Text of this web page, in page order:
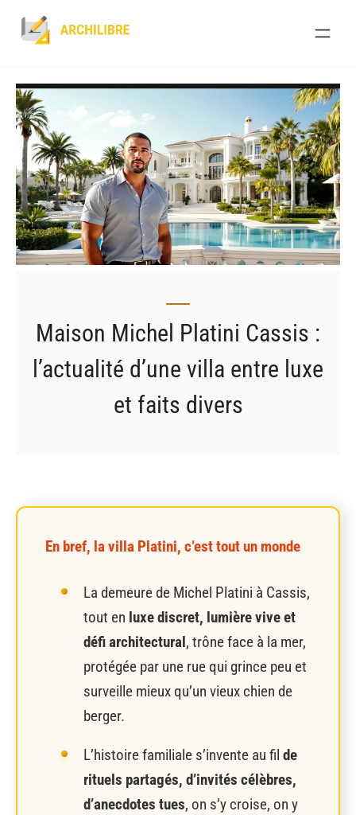
Maison Michel Platini Cassis :
l’actualité d’une villa entre luxe
et faits divers
En bref, la villa Platini, c’est tout un monde
La demeure de Michel Platini à Cassis,
tout en luxe discret, lumière vive et
défi architectural, trône face à la mer,
protégée par une rue qui grince peu et
surveille mieux qu’un vieux chien de
berger.
L’histoire familiale s’invente au fil de
rituels partagés, d’invités célèbres,
d’anecdotes tues, on s’y croise, on y